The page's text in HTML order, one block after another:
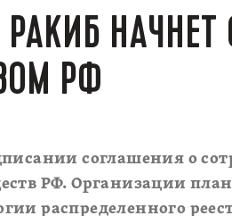
РАКИБ
РФ
соглашения о
РФ. Организации
распределенного